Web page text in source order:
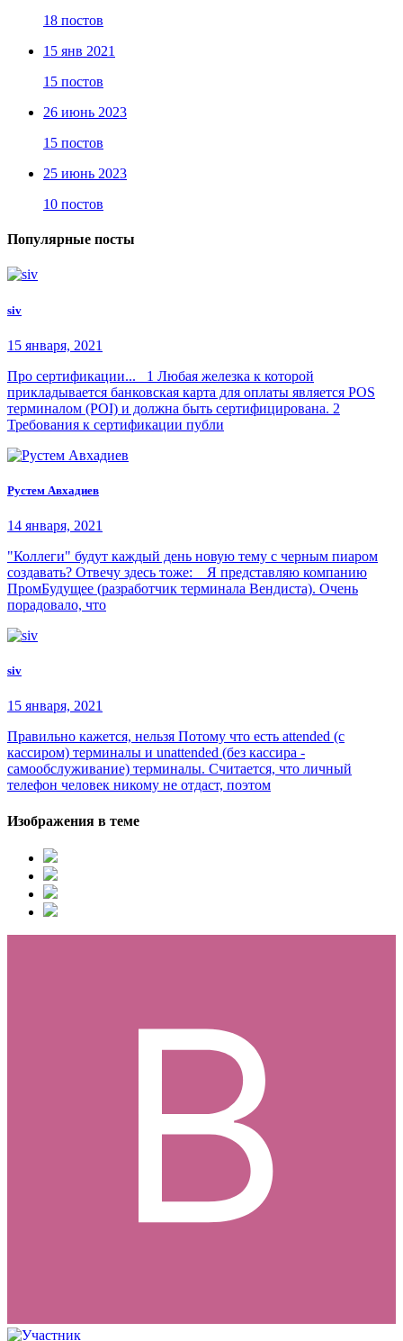
18 постов
15 янв 2021
15 постов
26 июнь 2023
15 постов
25 июнь 2023
10 постов
Популярные посты
siv
15 января, 2021
Про сертификации... 1 Любая железка к которой
прикладывается банковская карта для оплаты является POS
терминалом (POI) и должна быть сертифицирована. 2
Требования к сертификации публи
Рустем Авхадиев
14 января, 2021
"Коллеги" будут каждый день новую тему с черным пиаром
создавать? Отвечу здесь тоже: Я представляю компанию
ПромБудущее (разработчик терминала Вендиста). Очень
порадовало, что
siv
15 января, 2021
Правильно кажется, нельзя Потому что есть attended (с
кассиром) терминалы и unattended (без кассира -
самообслуживание) терминалы. Считается, что личный
телефон человек никому не отдаст, поэтом
Изображения в теме